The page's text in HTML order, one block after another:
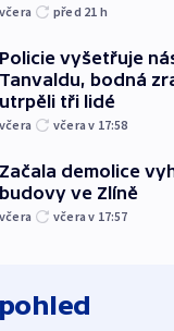
včera před 21 h
Policie vyšetřuje
Tanvaldu, bodná
utrpěli tři lidé
včera včera v 17:58
Začala demolice
budovy ve Zlíně
včera včera v 17:57